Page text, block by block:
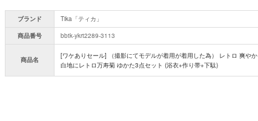
ブランド
Tika「ティカ」
商品番号
bbtk-ykrt2289-3113
商品名
[ワケありセール] （撮影にてモデルが着用が着用した為） レトロ 爽やか
白地にレトロ万寿菊 ゆかた3点セット (浴衣+作り帯+下駄)